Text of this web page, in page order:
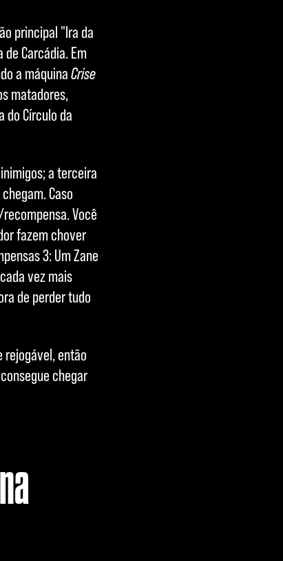
principal "Ira da
Carcádia. Em
a máquinaCrise
matadores,
Círculo da
a terceira
Caso
Você
fazem chover
3: Um Zane
vez mais
de perder tudo
rejogável, então
chegar